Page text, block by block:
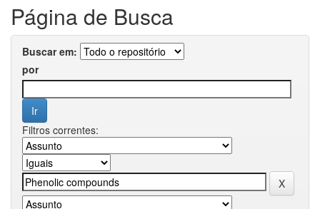
Página de Busca
Buscar em:
por
Filtros correntes: